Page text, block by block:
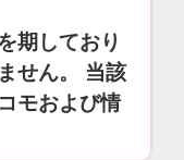
期しており
せん。 当該
モおよび情